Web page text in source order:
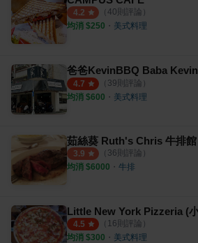
4.2 （ 40則評論）
均消 $250 ・ 美式料理
爸爸KevinBBQ Baba Kevin
4.7 （ 39則評論）
均消 $600 ・ 美式料理
茹絲葵 Ruth's Chris 牛排館
3.9 （ 36則評論）
均消 $6000 ・ 牛排
4.5 （ 16則評論）
均消 $300 ・ 美式料理